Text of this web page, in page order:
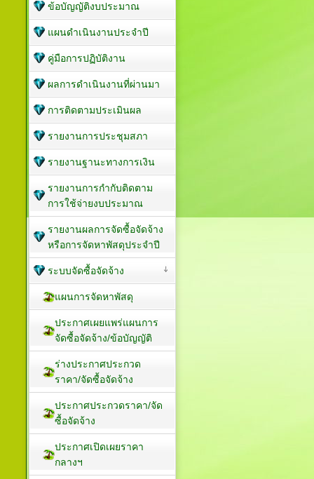
ข้อบัญญัติงบประมาณ
แผนดำเนินงานประจำปี
คู่มือการปฏิบัติงาน
ผลการดำเนินงานที่ผ่านมา
การติดตามประเมินผล
รายงานการประชุมสภา
รายงานฐานะทางการเงิน
รายงานการกำกับติดตาม
การใช้จ่ายงบประมาณ
รายงานผลการจัดซื้อจัดจ้าง
หรือการจัดหาพัสดุประจำปี
ระบบจัดซื้อจัดจ้าง
แผนการจัดหาพัสดุ
ประกาศเผยแพร่แผนการ
จัดซื้อจัดจ้าง/ข้อบัญญัติ
ร่างประกาศประกวด
ราคา/จัดซื้อจัดจ้าง
ประกาศประกวดราคา/จัด
ซื้อจัดจ้าง
ประกาศเปิดเผยราคา
กลางฯ